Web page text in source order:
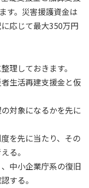
す。災害援護資金は
応じて最大350万円
理しておきます。
生活再建支援金と仮
対象になるかを先に
を先に当たり、その
る。
中小企業庁系の復旧
する。